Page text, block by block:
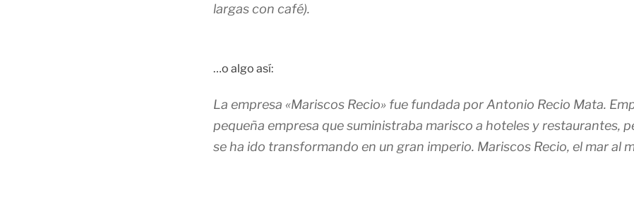
largas con café).
…o algo así:
La empresa «Mariscos Recio» fue fundada por Antonio Recio Mata.
pequeña empresa que suministraba marisco a hoteles y restaurantes,
se ha ido transformando en un gran imperio. Mariscos Recio, el mar al